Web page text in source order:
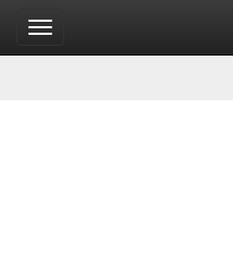
Toggle